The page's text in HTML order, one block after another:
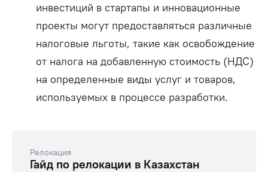
инвестиций в стартапы и инновационные
проекты могут предоставляться различные
налоговые льготы, такие как освобождение
от налога на добавленную стоимость (НДС)
на определенные виды услуг и товаров,
используемых в процессе разработки.
Релокация
Гайд по релокации в Казахстан